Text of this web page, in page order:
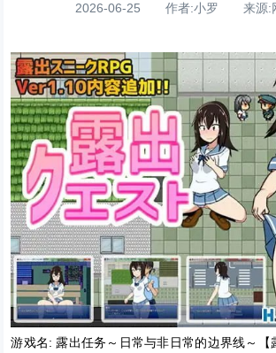
2026-06-25 作者:小罗 来源:
游戏名: 露出任务～日常与非日常的边界线～【